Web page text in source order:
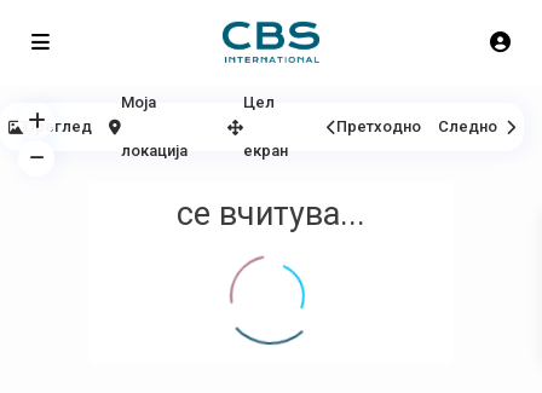
се вчитува...
Преглед
Моја
локација
Цел
екран
Претходно Следно